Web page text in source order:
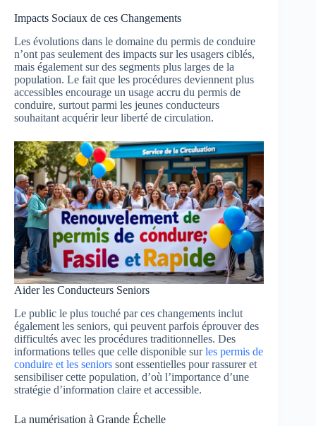
Impacts Sociaux de ces Changements
Les évolutions dans le domaine du permis de conduire
n’ont pas seulement des impacts sur les usagers ciblés,
mais également sur des segments plus larges de la
population. Le fait que les procédures deviennent plus
accessibles encourage un usage accru du permis de
conduire, surtout parmi les jeunes conducteurs
souhaitant acquérir leur liberté de circulation.
Aider les Conducteurs Seniors
Le public le plus touché par ces changements inclut
également les seniors, qui peuvent parfois éprouver des
difficultés avec les procédures traditionnelles. Des
informations telles que celle disponible surles permis de
conduire et les seniors sont essentielles pour rassurer et
sensibiliser cette population, d’où l’importance d’une
stratégie d’information claire et accessible.
La numérisation à Grande Échelle